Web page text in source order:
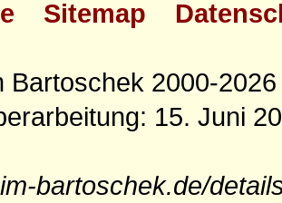
Sitemap
Bartoschek 2000-2026
15. Juni
bartoschek.de/